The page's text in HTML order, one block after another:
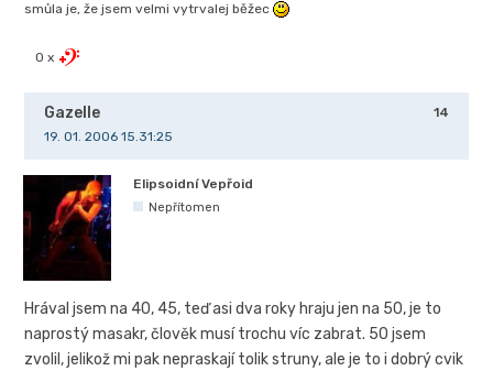
smůla je, že jsem velmi vytrvalej běžec
0 x
14
Gazelle
19. 01. 2006 15.31:25
Elipsoidní Vepřoid
Nepřítomen
Hrával jsem na 40, 45, teď asi dva roky hraju jen na 50, je to
naprostý masakr, člověk musí trochu víc zabrat. 50 jsem
zvolil, jelikož mi pak nepraskají tolik struny, ale je to i dobrý cvik